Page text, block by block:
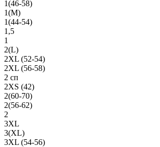
1(46-58)
1(М)
1(44-54)
1,5
1
2(L)
2XL (52-54)
2XL (56-58)
2 сп
2XS (42)
2(60-70)
2(56-62)
2
3XL
3(XL)
3XL (54-56)